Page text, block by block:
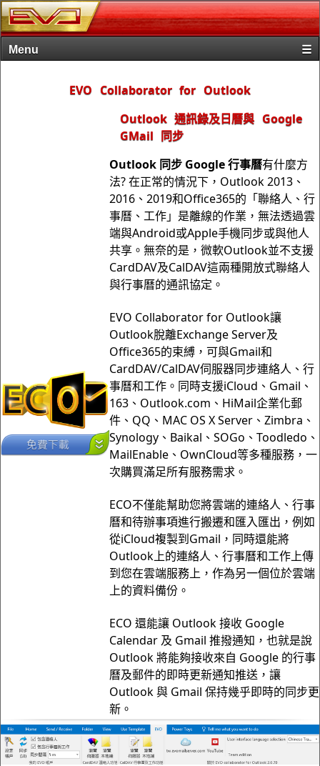
Menu ☰
EVO Collaborator for Outlook
Outlook 通訊錄及日曆與 Google
GMail 同步
Outlook 同步 Google 行事曆有什麼方
法? 在正常的情況下，Outlook 2013、
2016、2019和Office365的「聯絡人、行
事曆、工作」是離線的作業，無法透過雲
端與Android或Apple手機同步或與他人
共享。無奈的是，微軟Outlook並不支援
CardDAV及CalDAV這兩種開放式聯絡人
與行事曆的通訊協定。
EVO Collaborator for Outlook讓
Outlook脫離Exchange Server及
Office365的束縛，可與Gmail和
CardDAV/CalDAV伺服器同步連絡人、行
事曆和工作。同時支援iCloud、Gmail、
163、Outlook.com、HiMail企業化郵
件、QQ、MAC OS X Server、Zimbra、
Synology、Baikal、SOGo、Toodledo、
MailEnable、OwnCloud等多種服務，一
次購買滿足所有服務需求。
ECO不僅能幫助您將雲端的連絡人、行事
曆和待辦事項進行搬遷和匯入匯出，例如
從iCloud複製到Gmail，同時還能將
Outlook上的連絡人、行事曆和工作上傳
到您在雲端服務上，作為另一個位於雲端
上的資料備份。
ECO 還能讓 Outlook 接收 Google
Calendar 及 Gmail 推撥通知，也就是說
Outlook 將能夠接收來自 Google 的行事
曆及郵件的即時更新通知推送，讓
Outlook 與 Gmail 保持幾乎即時的同步更
新。